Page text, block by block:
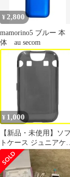
¥ 2,800
mamorino5 ブルー 本
体 au secom
¥ 1,000
【新品・未使用】ソフ
トケース ジュニアケ
タイ キッズケータイ
供用スマホ ファイブ
まもりーの カバー キ